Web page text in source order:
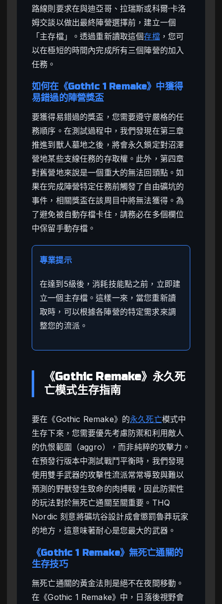
路線則要求在與迪亞哥、拉瑞斯或科爾·卡洛
姆交談以做出最終陣營選擇前，建立一個
「主存檔」。透過重新讀取這個存檔，您可
以在極短的時間內完成所有三個陣營的加入
任務。
如何在《Gothic 1 Remake》中獲得
易錯過的陣營獎盃
要獲得易錯過的獎盃，您需要遵守嚴格的任
務順序。在測試過程中，我們發現在第三章
推進到獸人墓地之後，將會永久鎖定對沼澤
營地某些支線任務的存取權。此外，第四章
對舊營地來說是一個重大的無法回頭點。如
果在完成陣營特定任務前觸發了自由礦坑的
事件，相關獎盃在該周目中將無法獲得。為
了避免被自動存檔卡住，請務必在多個欄位
中保留手動存檔。
專業提示
在達到5級後，消耗技能點之前，立即建
立一個主存檔。這樣一來，當您重新讀
取時，可以根據各陣營的特定需求來調
整您的流派。
《Gothic Remake》永久死
亡模式生存指南
要在《Gothic Remake》的永久死亡模式中
生存下來，您需要優先考慮防禦和利用敵人
的仇恨範圍（aggro），而非純粹的攻擊力。
在預發行版本中測試戰鬥平衡時，我們發現
使用雙手武器的攻擊性流派常常導致與難以
預測的野獸發生致命的肉搏戰，因此防禦性
的玩法對於無死亡通關至關重要。THQ
Nordic 刻意將礦坑谷設計成會懲罰魯莽玩家
的地方，這意味著耐心是您最大的武器。
《Gothic 1 Remake》無死亡通關的
生存技巧
無死亡通關的黃金法則是絕不在夜間移動。
在《Gothic 1 Remake》中，日落後視野會